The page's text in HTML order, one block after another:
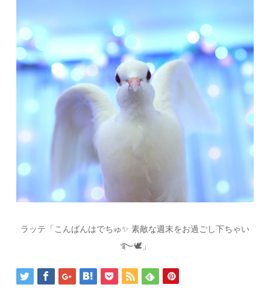
ラッテ「こんばんはでちゅ✨ 素敵な週末をお過ごし下ちゃい
࿐🕊」